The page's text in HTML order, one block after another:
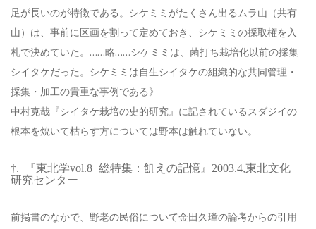
足が長いのが特徴である。シケミミがたくさん出るムラ山（共有
山）は、事前に区画を割って定めておき、シケミミの採取権を入
札で決めていた。……略……シケミミは、菌打ち栽培化以前の採集
シイタケだった。シケミミは自生シイタケの組織的な共同管理・
採集・加工の貴重な事例である》
中村克哉『シイタケ栽培の史的研究』に記されているスダジイの
根本を焼いて枯らす方については野本は触れていない。
†. 『東北学vol.8−総特集：飢えの記憶』2003.4,東北文化
研究センター
前掲書のなかで、野老の民俗について金田久璋の論考からの引用